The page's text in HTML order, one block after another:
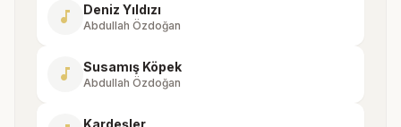
music_note Deniz Yıldızı
Abdullah Özdoğan
music_note Susamış Köpek
Abdullah Özdoğan
Kardeşler